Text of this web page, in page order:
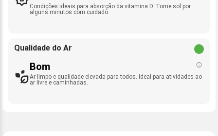
Condições ideais para absorção da vitamina D. Tome sol por
alguns minutos com cuidado.
Qualidade do Ar
Bom
Ar limpo e qualidade elevada para todos. Ideal para atividades ao
ar livre e caminhadas.